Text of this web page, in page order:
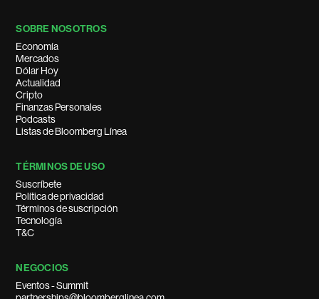
SOBRE NOSOTROS
Economía
Mercados
Dólar Hoy
Actualidad
Cripto
Finanzas Personales
Podcasts
Listas de Bloomberg Línea
TÉRMINOS DE USO
Suscríbete
Política de privacidad
Términos de suscripción
Tecnología
T&C
NEGOCIOS
Eventos - Summit